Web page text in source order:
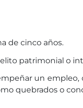
de cinco años.
patrimonial o
un
quebrados o